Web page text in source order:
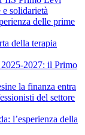
solidarietà
delle prime
della terapia
2025-2027: il Primo
la finanza entra
del settore
l’esperienza della